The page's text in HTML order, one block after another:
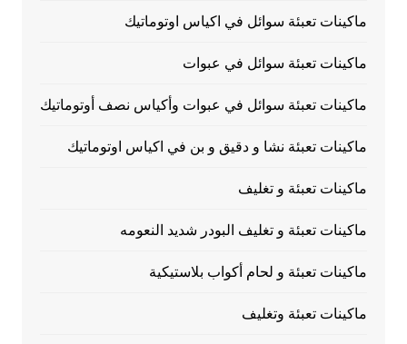
ماكينات تعبئة سوائل في اكياس اوتوماتيك
ماكينات تعبئة سوائل في عبوات
ماكينات تعبئة سوائل في عبوات وأكياس نصف أوتوماتيك
ماكينات تعبئة نشا و دقيق و بن في اكياس اوتوماتيك
ماكينات تعبئة و تغليف
ماكينات تعبئة و تغليف البودر شديد النعومه
ماكينات تعبئة و لحام أكواب بلاستيكية
ماكينات تعبئة وتغليف